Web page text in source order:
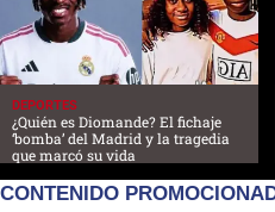
DEPORTES
¿Quién es Diomande? El fichaje
‘bomba’ del Madrid y la tragedia
que marcó su vida
CONTENIDO